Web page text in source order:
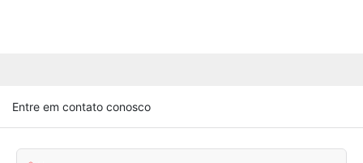
Entre em contato conosco